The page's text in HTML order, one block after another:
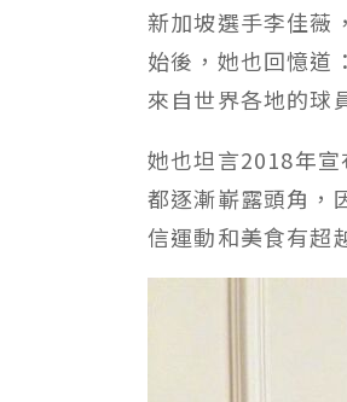
新加坡選手李佳薇
始後，她也回憶道
來自世界各地的球
她也坦言2018年宣
都逐漸嶄露頭角，
信運動和美食有超